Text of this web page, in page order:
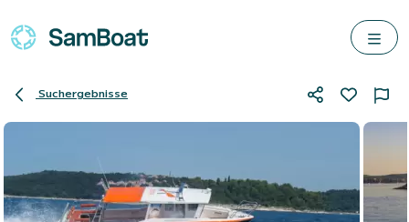
Suchergebnisse